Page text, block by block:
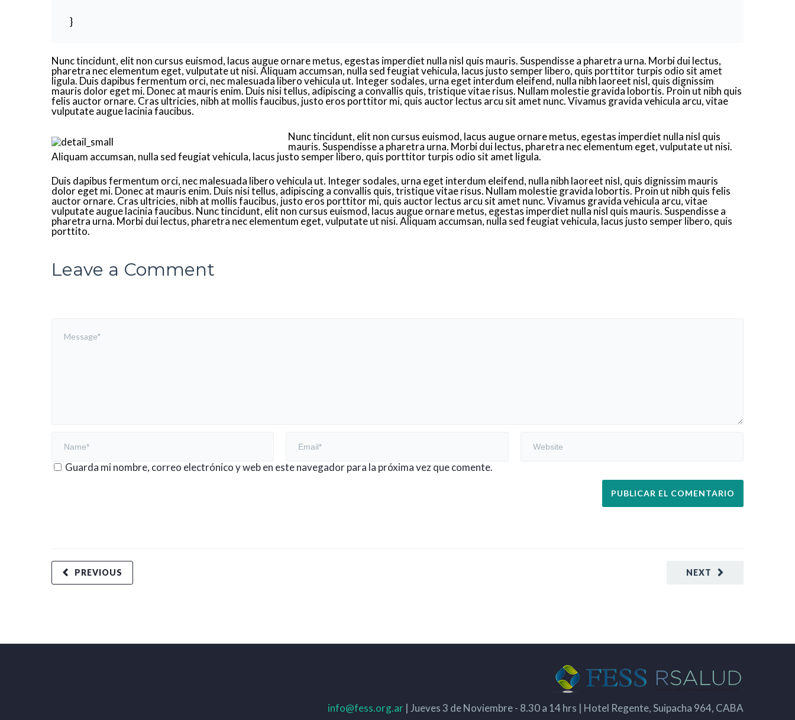
}
Nunc tincidunt, elit non cursus euismod, lacus augue ornare metus, egestas imperdiet nulla nisl quis mauris. Suspendisse a pharetra urna. Morbi dui lectus,
pharetra nec elementum eget, vulputate ut nisi. Aliquam accumsan, nulla sed feugiat vehicula, lacus justo semper libero, quis porttitor turpis odio sit amet
ligula. Duis dapibus fermentum orci, nec malesuada libero vehicula ut. Integer sodales, urna eget interdum eleifend, nulla nibh laoreet nisl, quis dignissim
mauris dolor eget mi. Donec at mauris enim. Duis nisi tellus, adipiscing a convallis quis, tristique vitae risus. Nullam molestie gravida lobortis. Proin ut nibh quis
felis auctor ornare. Cras ultricies, nibh at mollis faucibus, justo eros porttitor mi, quis auctor lectus arcu sit amet nunc. Vivamus gravida vehicula arcu, vitae
vulputate augue lacinia faucibus.
Nunc tincidunt, elit non cursus euismod, lacus augue ornare metus, egestas imperdiet nulla nisl quis
mauris. Suspendisse a pharetra urna. Morbi dui lectus, pharetra nec elementum eget, vulputate ut nisi.
Aliquam accumsan, nulla sed feugiat vehicula, lacus justo semper libero, quis porttitor turpis odio sit amet ligula.
Duis dapibus fermentum orci, nec malesuada libero vehicula ut. Integer sodales, urna eget interdum eleifend, nulla nibh laoreet nisl, quis dignissim mauris
dolor eget mi. Donec at mauris enim. Duis nisi tellus, adipiscing a convallis quis, tristique vitae risus. Nullam molestie gravida lobortis. Proin ut nibh quis felis
auctor ornare. Cras ultricies, nibh at mollis faucibus, justo eros porttitor mi, quis auctor lectus arcu sit amet nunc. Vivamus gravida vehicula arcu, vitae
vulputate augue lacinia faucibus. Nunc tincidunt, elit non cursus euismod, lacus augue ornare metus, egestas imperdiet nulla nisl quis mauris. Suspendisse a
pharetra urna. Morbi dui lectus, pharetra nec elementum eget, vulputate ut nisi. Aliquam accumsan, nulla sed feugiat vehicula, lacus justo semper libero, quis
porttito.
Leave a Comment
Guarda mi nombre, correo electrónico y web en este navegador para la próxima vez que comente.
NEXT
PREVIOUS
info@fess.org.ar | Jueves 3 de Noviembre - 8.30 a 14 hrs | Hotel Regente, Suipacha 964, CABA